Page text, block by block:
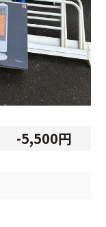
-5,500円